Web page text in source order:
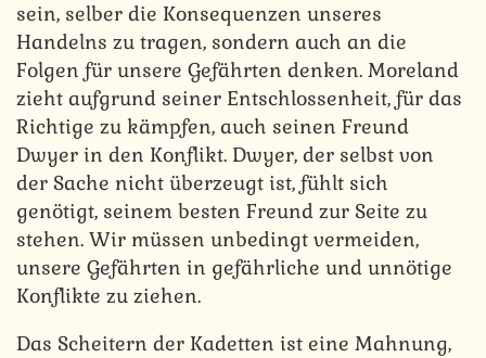
sein, selber die Konsequenzen unseres
Handelns zu tragen, sondern auch an die
Folgen für unsere Gefährten denken. Moreland
zieht aufgrund seiner Entschlossenheit, für das
Richtige zu kämpfen, auch seinen Freund
Dwyer in den Konflikt. Dwyer, der selbst von
der Sache nicht überzeugt ist, fühlt sich
genötigt, seinem besten Freund zur Seite zu
stehen. Wir müssen unbedingt vermeiden,
unsere Gefährten in gefährliche und unnötige
Konflikte zu ziehen.
Das Scheitern der Kadetten ist eine Mahnung,